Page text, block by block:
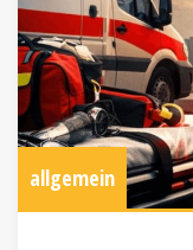
allgemein